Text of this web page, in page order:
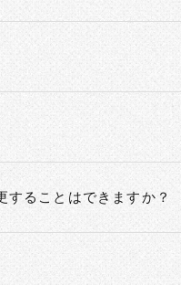
ることはできますか？